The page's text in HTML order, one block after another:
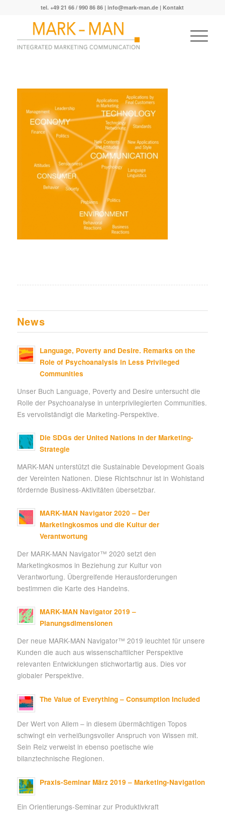
tel. +49 21 66 / 990 86 86 |info@mark-man.de | Kontakt
News
Language, Poverty and Desire. Remarks on the
Role of Psychoanalysis in Less Privileged
Communities
Unser Buch Language, Poverty and Desire untersucht die
Rolle der Psychoanalyse in unterprivilegierten Communities.
Es vervollständigt die Marketing-Perspektive.
Die SDGs der United Nations in der Marketing-
Strategie
MARK-MAN unterstützt die Sustainable Development Goals
der Vereinten Nationen. Diese Richtschnur ist in Wohlstand
fördernde Business-Aktivitäten übersetzbar.
MARK-MAN Navigator 2020 – Der
Marketingkosmos und die Kultur der
Verantwortung
Der MARK-MAN Navigator™ 2020 setzt den
Marketingkosmos in Beziehung zur Kultur von
Verantwortung. Übergreifende Herausforderungen
bestimmen die Karte des Handelns.
MARK-MAN Navigator 2019 –
Planungsdimensionen
Der neue MARK-MAN Navigator™ 2019 leuchtet für unsere
Kunden die auch aus wissenschaftlicher Perspektive
relevanten Entwicklungen stichwortartig aus. Dies vor
globaler Perspektive.
The Value of Everything – Consumption Included
Der Wert von Allem – in diesem übermächtigen Topos
schwingt ein verheißungsvoller Anspruch von Wissen mit.
Sein Reiz verweist in ebenso poetische wie
bilanztechnische Regionen.
Praxis-Seminar März 2019 – Marketing-Navigation
Ein Orientierungs-Seminar zur Produktivkraft